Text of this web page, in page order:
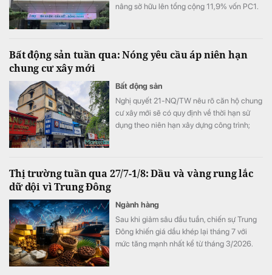
nâng sở hữu lên tổng cộng 11,9% vốn PC1.
Bất động sản tuần qua: Nóng yêu cầu áp niên hạn
chung cư xây mới
Bất động sản
Nghị quyết 21-NQ/TW nêu rõ căn hộ chung
cư xây mới sẽ có quy định về thời hạn sử
dụng theo niên hạn xây dựng công trình;
động sản bước vào giai đoạn phân hóa
phiếu trong nửa cuối năm;… là một số tin tức
nổi bật tuần qua.
Thị trường tuần qua 27/7-1/8: Dầu và vàng rung lắc
dữ dội vì Trung Đông
Ngành hàng
Sau khi giảm sâu đầu tuần, chiến sự Trung
Đông khiến giá dầu khép lại tháng 7 với
mức tăng mạnh nhất kể từ tháng 3/2026.